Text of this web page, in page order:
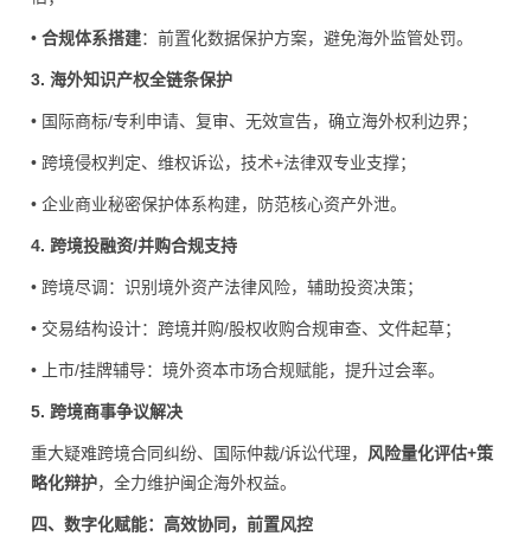
• 合规体系搭建：前置化数据保护方案，避免海外监管处罚。
3. 海外知识产权全链条保护
• 国际商标/专利申请、复审、无效宣告，确立海外权利边界；
• 跨境侵权判定、维权诉讼，技术+法律双专业支撑；
• 企业商业秘密保护体系构建，防范核心资产外泄。
4. 跨境投融资/并购合规支持
• 跨境尽调：识别境外资产法律风险，辅助投资决策；
• 交易结构设计：跨境并购/股权收购合规审查、文件起草；
• 上市/挂牌辅导：境外资本市场合规赋能，提升过会率。
5. 跨境商事争议解决
重大疑难跨境合同纠纷、国际仲裁/诉讼代理， 风险量化评估+策
略化辩护，全力维护闽企海外权益。
四、数字化赋能：高效协同，前置风控